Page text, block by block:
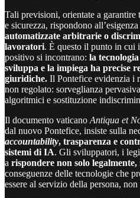
Tali previsioni, orientate a garantire
e sicurezza, rispondono
automatizzate arbitrarie o
lavoratori. È questo il punto in
positivo si incontrano: la
sviluppa e la impiega ha precise
giuridiche. Il Pontefice evidenzia i
non regolato: sorveglianza
algoritmici e sostituzione
Il documento vaticano Antiqua et
dal nuovo Pontefice, insiste sulla
accountability, trasparenza e
sistemi di IA. Gli sviluppatori, i
a rispondere non solo
conseguenze delle tecnologie che
essere al servizio della persona,